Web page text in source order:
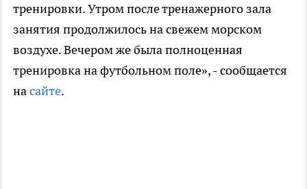
тренировки. Утром после тренажерного зала
занятия продолжилось на свежем морском
воздухе. Вечером же была полноценная
тренировка на футбольном поле», - сообщается
насайте.